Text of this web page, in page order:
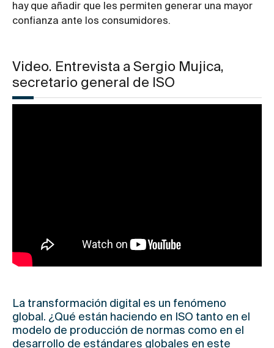
hay que añadir que les permiten generar una mayor
confianza ante los consumidores.
Video. Entrevista a Sergio Mujica,
secretario general de ISO
La transformación digital es un fenómeno
global. ¿Qué están haciendo en ISO tanto en el
modelo de producción de normas como en el
desarrollo de estándares globales en este